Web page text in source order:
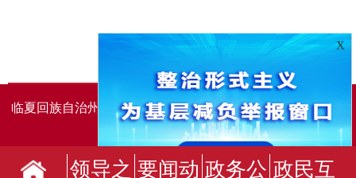
临夏回族自治州人民政府办公室主办 临夏回族自治州人民政
府信息中心承办
领导之 要闻动 政务公 政民互
X